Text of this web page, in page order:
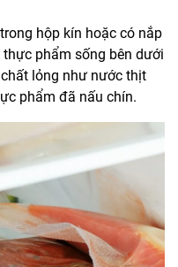
hộp kín hoặc có nắp
phẩm sống bên dưới
lỏng như nước thịt
phẩm đã nấu chín.